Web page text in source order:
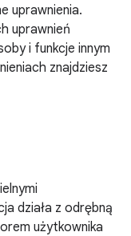
uprawnienia.
uprawnień
i funkcje innym
znajdziesz
działa z odrębną
użytkownika